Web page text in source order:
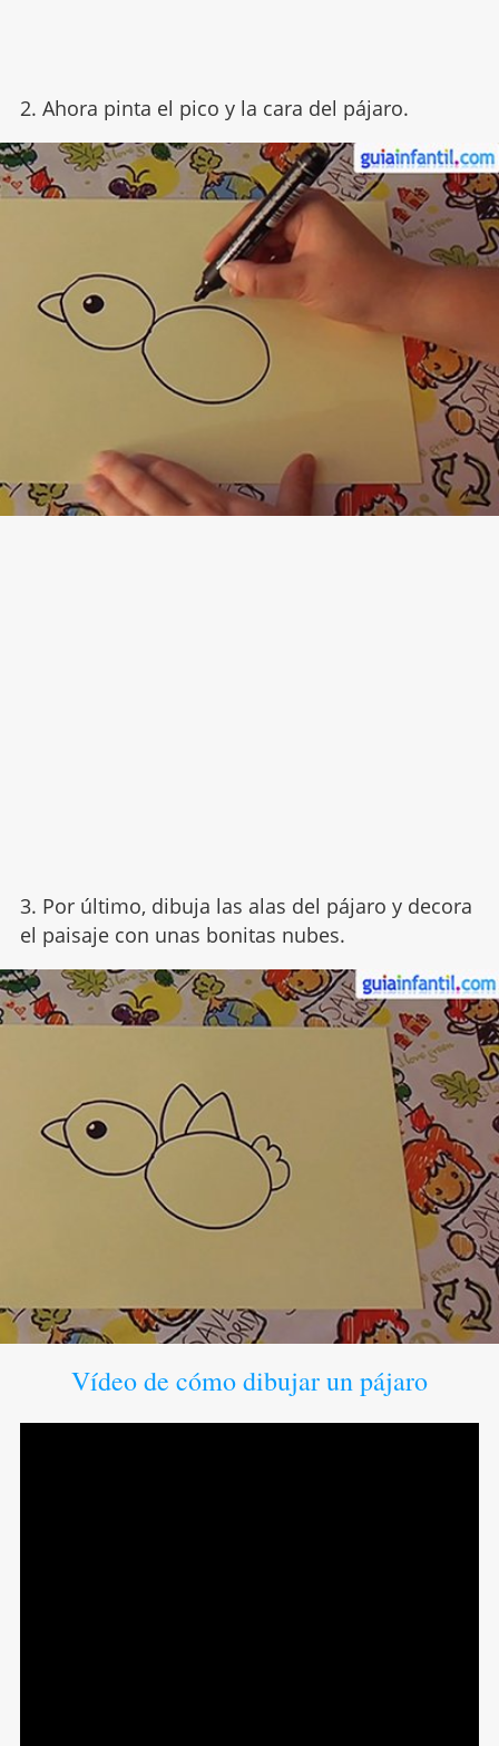
2. Ahora pinta el pico y la cara del pájaro.
3. Por último, dibuja las alas del pájaro y decora
el paisaje con unas bonitas nubes.
Vídeo de cómo dibujar un pájaro